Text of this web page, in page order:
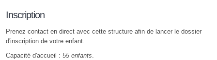
Inscription
Prenez contact en direct avec cette structure afin de lancer le dossier
d'inscription de votre enfant.
Capacité d'accueil : 55 enfants.